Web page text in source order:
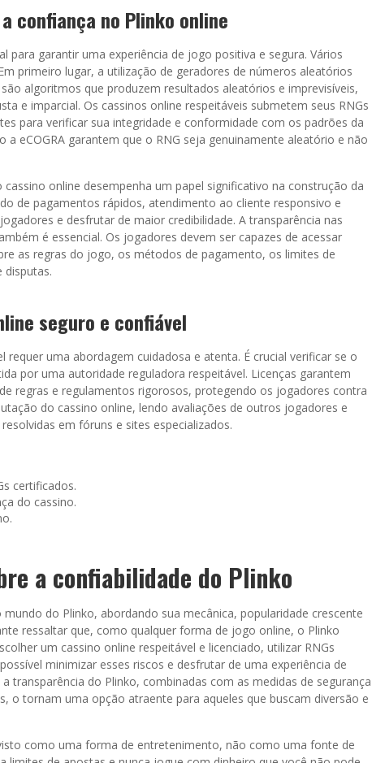
confiança no Plinko online
para garantir uma experiência de jogo positiva e segura. Vários
primeiro lugar, a utilização de geradores de números aleatórios
algoritmos que produzem resultados aleatórios e imprevisíveis,
e imparcial. Os cassinos online respeitáveis submetem seus RNGs
para verificar sua integridade e conformidade com os padrões da
eCOGRA garantem que o RNG seja genuinamente aleatório e não
online desempenha um papel significativo na construção da
de pagamentos rápidos, atendimento ao cliente responsivo e
e desfrutar de maior credibilidade. A transparência nas
é essencial. Os jogadores devem ser capazes de acessar
as regras do jogo, os métodos de pagamento, os limites de
disputas.
seguro e confiável
uma abordagem cuidadosa e atenta. É crucial verificar se o
por uma autoridade reguladora respeitável. Licenças garantem
regras e regulamentos rigorosos, protegendo os jogadores contra
do cassino online, lendo avaliações de outros jogadores e
em fóruns e sites especializados.
certificados.
do cassino.
a confiabilidade do Plinko
do Plinko, abordando sua mecânica, popularidade crescente
ressaltar que, como qualquer forma de jogo online, o Plinko
um cassino online respeitável e licenciado, utilizar RNGs
minimizar esses riscos e desfrutar de uma experiência de
transparência do Plinko, combinadas com as medidas de segurança
o tornam uma opção atraente para aqueles que buscam diversão e
como uma forma de entretenimento, não como uma fonte de